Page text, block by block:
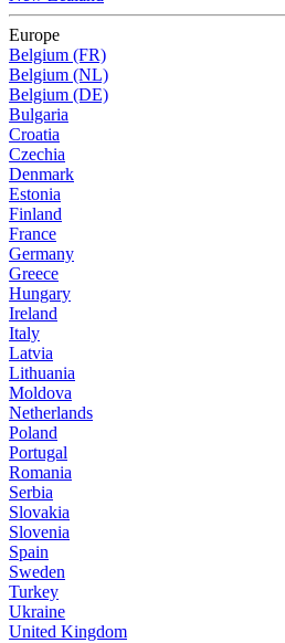
Europe
Belgium (FR)
Belgium (NL)
Belgium (DE)
Bulgaria
Croatia
Czechia
Denmark
Estonia
Finland
France
Germany
Greece
Hungary
Ireland
Italy
Latvia
Lithuania
Moldova
Netherlands
Poland
Portugal
Romania
Serbia
Slovakia
Slovenia
Spain
Sweden
Turkey
Ukraine
United Kingdom